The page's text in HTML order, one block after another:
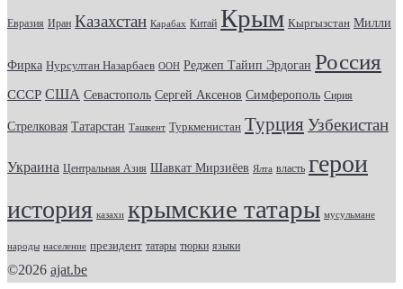
Евразия Иран Казахстан Карабах Китай Крым Кыргызстан Милли
Фирка Нурсултан Назарбаев ООН Реджеп Тайип Эрдоган Россия
СССР США Севастополь Сергей Аксенов Симферополь Сирия
Стрелковая Татарстан Ташкент Туркменистан Турция Узбекистан
Украина Центральная Азия Шавкат Мирзиёев Ялта власть герои
история казахи крымские татары мусульмане
народы население президент татары тюрки языки
©2026 ajat.be